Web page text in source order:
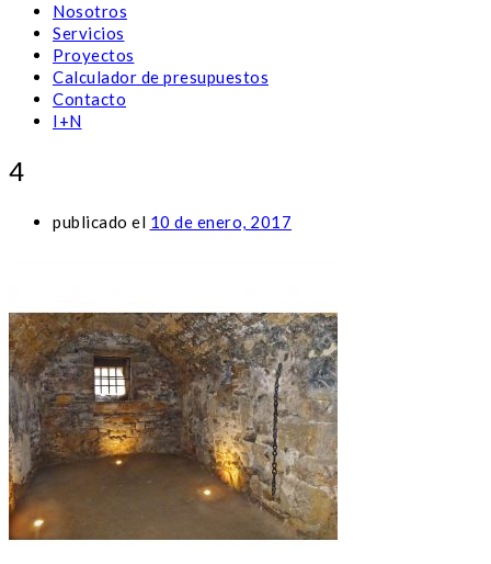
Nosotros
Servicios
Proyectos
Calculador de presupuestos
Contacto
I+N
4
publicado el 10 de enero, 2017